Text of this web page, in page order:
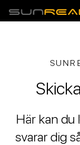
Här kan du
svarar dig